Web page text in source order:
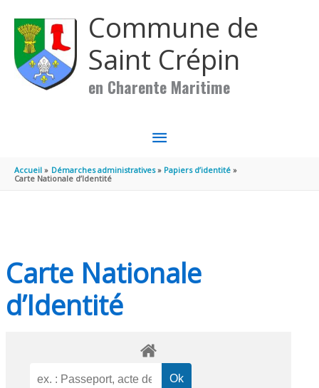
Commune de
Saint Crépin
en Charente Maritime
MENU
PRINCIPAL
Accueil Démarches administratives
Papiers d’identité
Carte Nationale d’Identité
Carte Nationale
d’Identité